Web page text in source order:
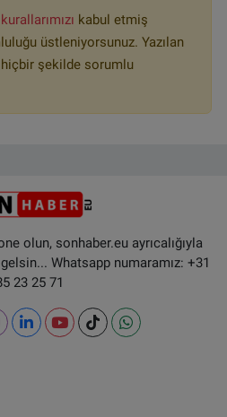
kabul etmiş
üstleniyorsunuz. Yazılan
şekilde sorumlu
olun, sonhaber.eu ayrıcalığıyla
Whatsapp numaramız: +31
23 25 71